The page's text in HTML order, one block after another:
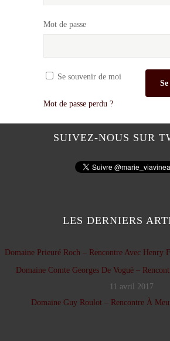
Mot de passe
Se souvenir de moi
Mot de passe perdu ?
SUIVEZ-NOUS SUR
LES DERNIERS
Domaine Prieuré Roch – Rencontre Avec Henry
Domaine Comte Georges De Voguë –
11 avril 2017
Domaine Guy Roulot – Rencontre À